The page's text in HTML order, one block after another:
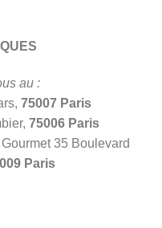
au :
75007 Paris
75006 Paris
35 Boulevard
Paris